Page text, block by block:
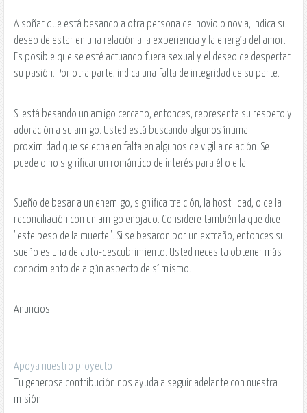
A soñar que está besando a otra persona del novio o novia, indica su
deseo de estar en una relación a la experiencia y la energía del amor.
Es posible que se esté actuando fuera sexual y el deseo de despertar
su pasión. Por otra parte, indica una falta de integridad de su parte.
Si está besando un amigo cercano, entonces, representa su respeto y
adoración a su amigo. Usted está buscando algunos íntima
proximidad que se echa en falta en algunos de vigilia relación. Se
puede o no significar un romántico de interés para él o ella.
Sueño de besar a un enemigo, significa traición, la hostilidad, o de la
reconciliación con un amigo enojado. Considere también la que dice
"este beso de la muerte". Si se besaron por un extraño, entonces su
sueño es una de auto-descubrimiento. Usted necesita obtener más
conocimiento de algún aspecto de sí mismo.
Anuncios
Apoya nuestro proyecto
Tu generosa contribución nos ayuda a seguir adelante con nuestra
misión.